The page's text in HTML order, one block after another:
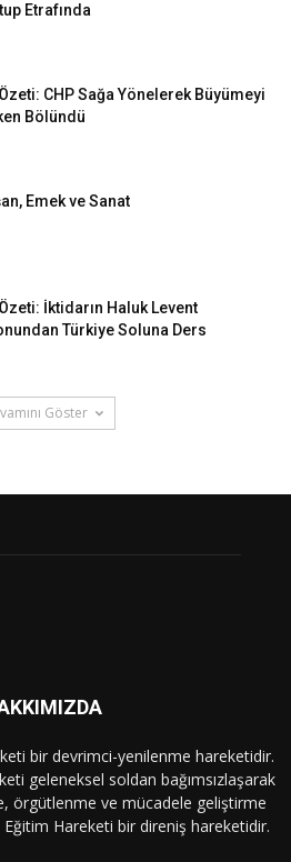
Etrafında
CHP Sağa Yönelerek Büyümeyi
Bölündü
Emek ve Sanat
İktidarın Haluk Levent
Türkiye Soluna Ders
Göster
bir devrimci-yenilenme hareketidir.
geleneksel soldan bağımsızlaşarak
örgütlenme ve mücadele geliştirme
Hareketi bir direniş hareketidir.